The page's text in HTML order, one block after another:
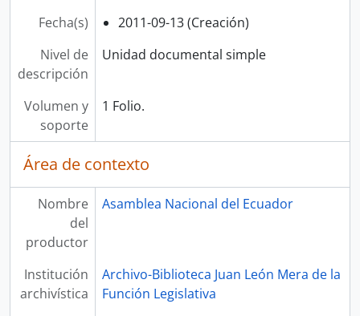
Fecha(s)
2011-09-13 (Creación)
Nivel de
descripción
Unidad documental simple
Volumen y
soporte
1 Folio.
Área de contexto
Nombre
del
productor
Asamblea Nacional del Ecuador
Institución
archivística
Archivo-Biblioteca Juan León Mera de la
Función Legislativa